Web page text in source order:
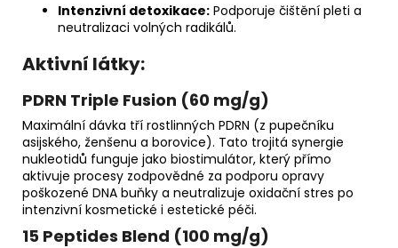
Intenzivní detoxikace: Podporuje čištění pleti a
neutralizaci volných radikálů.
Aktivní látky:
PDRN Triple Fusion (60 mg/g)
Maximální dávka tří rostlinných PDRN (z pupečníku
asijského, ženšenu a borovice). Tato trojitá synergie
nukleotidů funguje jako biostimulátor, který přímo
aktivuje procesy zodpovědné za podporu opravy
poškozené DNA buňky a neutralizuje oxidační stres po
intenzivní kosmetické i estetické péči.
15 Peptides Blend (100 mg/g)